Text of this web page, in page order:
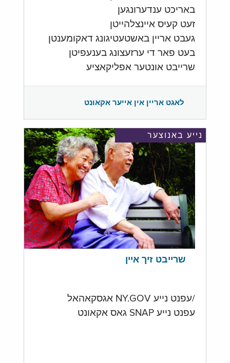
באריכט ענדערונגען
זעט קעיס איינצלהייטן
געבט אריין באשטעטיגונג דאקומענטן
בעט פאר די ערזעצונג בענעפיטן
שרייבט אונטער אפליקאציע
לאגט אריין אין אייער אקאונט
נייע באנוצער
שרייבט זיך איין
/עפנט נייע NY.GOV אגסקאהאל
עפנט נייע SNAP גאס אקאונט